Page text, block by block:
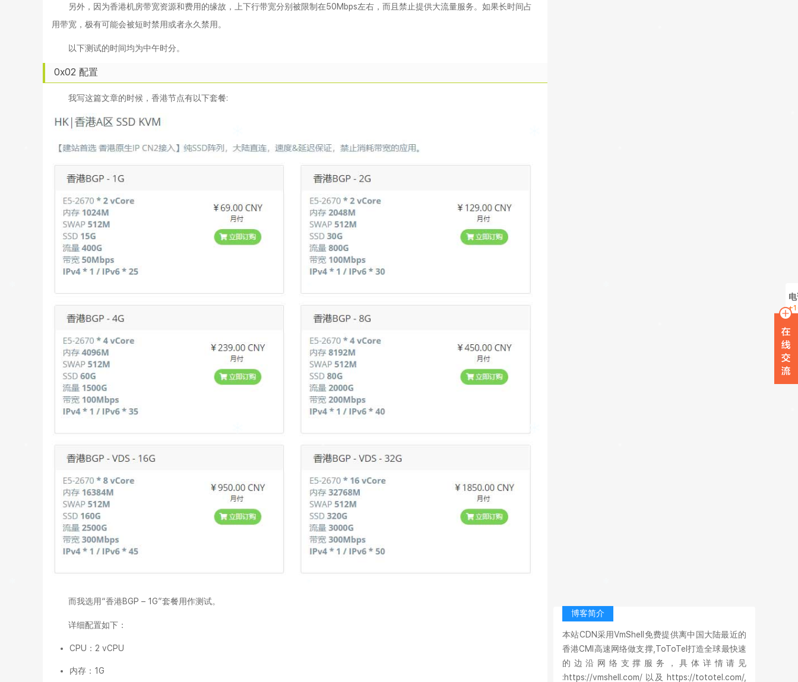
另外，因为香港机房带宽资源和费用的缘故，上下行带宽分别被限制在50Mbps左右，而且禁止提供大流量服务。如果长时间占
用带宽，极有可能会被短时禁用或者永久禁用。
以下测试的时间均为中午时分。
0x02 配置
我写这篇文章的时候，香港节点有以下套餐:
而我选用“香港BGP – 1G”套餐用作测试。
详细配置如下：
CPU：2 vCPU
内存：1G
博客简介
本站CDN采用VmShell免费提供离中国大陆最近的
香港CMI高速网络做支撑,ToToTel打造全球最快速
的边沿网络支撑服务，具体详情请见
:https://vmshell.com/ 以及 https://tototel.com/,